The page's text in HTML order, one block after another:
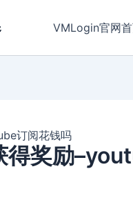
VMLogin官网
订阅花钱吗
奖励